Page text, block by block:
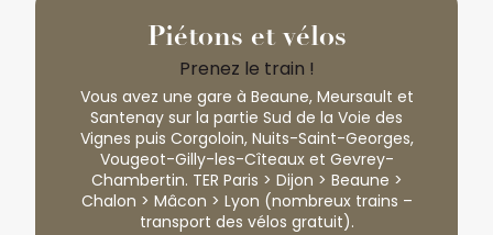
MangerPiétons et vélos
Prenez le train !
Vous avez une gare à Beaune, Meursault et
Santenay sur la partie Sud de la Voie des
Vignes puis Corgoloin, Nuits-Saint-Georges,
Vougeot-Gilly-les-Cîteaux et Gevrey-
Chambertin. TER Paris > Dijon > Beaune >
Chalon > Mâcon > Lyon (nombreux trains –
transport des vélos gratuit).